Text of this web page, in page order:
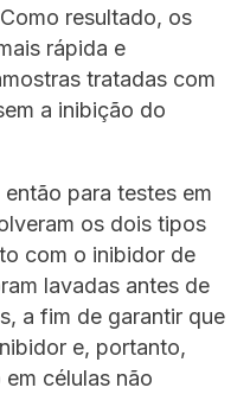
resultado, os
rápida e
tratadas com
a inibição do
para testes em
os dois tipos
com o inibidor de
lavadas antes de
a fim de garantir que
e, portanto,
células não